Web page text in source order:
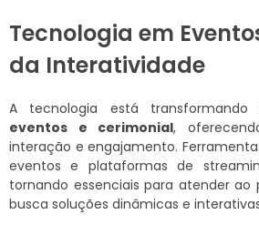
Tecnologia em
da Interatividade
A tecnologia está
eventos e cerimonial,
interação e engajamento.
eventos e plataformas de
tornando essenciais para atender ao
busca soluções dinâmicas e